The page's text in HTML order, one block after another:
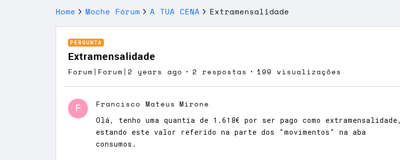
Home Moche Fórum A TUA CENA Extramensalidade
PERGUNTA
Extramensalidade
Forum|Forum|2 years ago 2 respostas 199 visualizações
F Francisco Mateus Mirone
Olá, tenho uma quantia de 1.618€ por ser pago como extramensalidade,
estando este valor referido na parte dos "movimentos" na aba
consumos.